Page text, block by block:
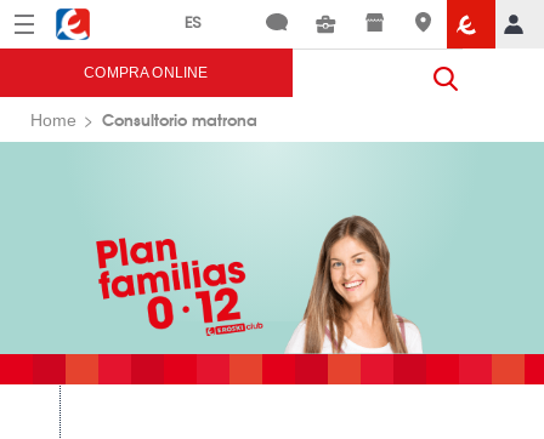
Menú Eroski
COMPRA ONLINE
Home Consultorio matrona